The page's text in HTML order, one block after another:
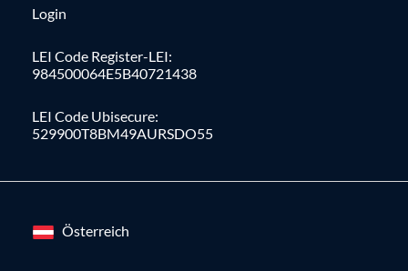
Login
LEI Code Register-LEI:
984500064E5B40721438
LEI Code Ubisecure:
529900T8BM49AURSDO55
Österreich